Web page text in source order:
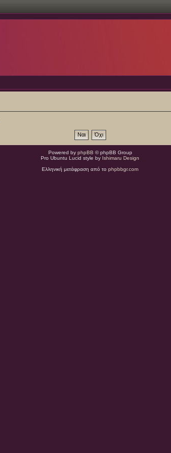
Powered by phpBB © phpBB Group
Pro Ubuntu Lucid style by Ishimaru Design
Ελληνική μετάφραση από το phpbbgr.com